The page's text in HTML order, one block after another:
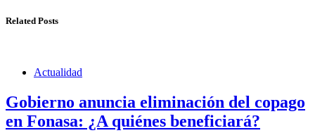
Related Posts
Actualidad
Gobierno anuncia eliminación del copago
en Fonasa: ¿A quiénes beneficiará?